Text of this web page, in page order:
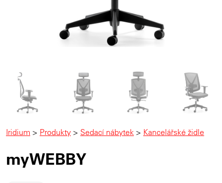
Iridium > Produkty > Sedací nábytek > Kancelářské židle
myWEBBY